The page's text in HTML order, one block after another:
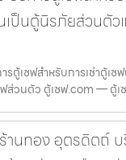
เป็นตู้นิรภัยส่วนตั
รตู้เซฟสำหรับการเช่าตู้เซ
ส่วนตัว ตู้เซฟ.com — ตู้เ
านทอง อุตรดิตถ์